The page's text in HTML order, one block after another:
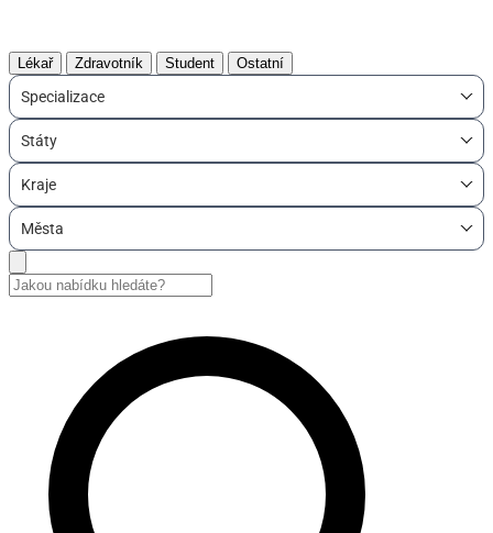
Lékař Zdravotník Student Ostatní
Specializace
Státy
Kraje
Města